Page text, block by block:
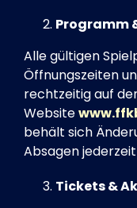
Programm
Alle gültigen
Öffnungszeiten
rechtzeitig auf
Website
behält sich
Absagen
Tickets &